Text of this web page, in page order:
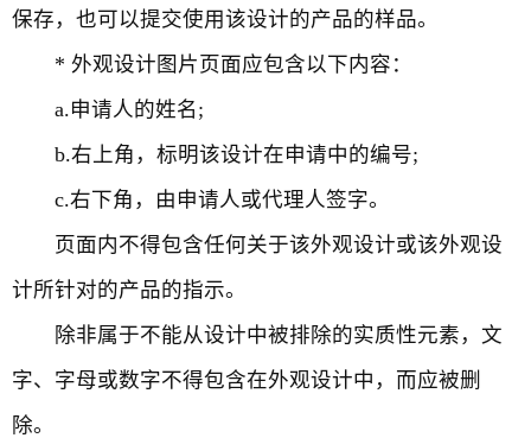
保存，也可以提交使用该设计的产品的样品。
* 外观设计图片页面应包含以下内容：
a.申请人的姓名;
b.右上角，标明该设计在申请中的编号;
c.右下角，由申请人或代理人签字。
页面内不得包含任何关于该外观设计或该外观设
计所针对的产品的指示。
除非属于不能从设计中被排除的实质性元素，文
字、字母或数字不得包含在外观设计中，而应被删
除。